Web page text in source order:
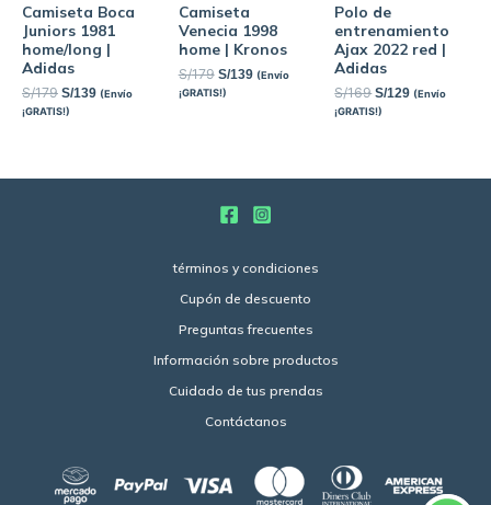
Camiseta Boca
Juniors 1981
home/long |
Adidas
S/179 S/139 (Envío
¡GRATIS!)
Camiseta
Venecia 1998
home | Kronos
S/179 S/139 (Envío
¡GRATIS!)
Polo de
entrenamiento
Ajax 2022 red |
Adidas
S/169 S/129 (Envío
¡GRATIS!)
términos y condiciones
Cupón de descuento
Preguntas frecuentes
Información sobre productos
Cuidado de tus prendas
Contáctanos